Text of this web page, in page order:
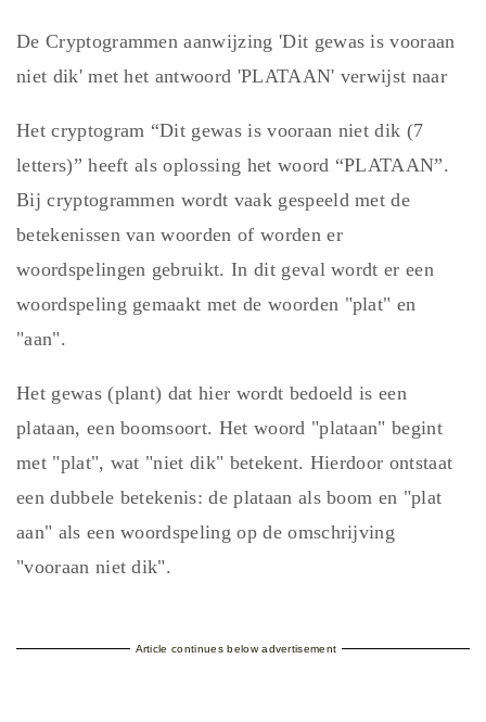
De Cryptogrammen aanwijzing 'Dit gewas is vooraan
niet dik' met het antwoord 'PLATAAN' verwijst naar
Het cryptogram “Dit gewas is vooraan niet dik (7
letters)” heeft als oplossing het woord “PLATAAN”.
Bij cryptogrammen wordt vaak gespeeld met de
betekenissen van woorden of worden er
woordspelingen gebruikt. In dit geval wordt er een
woordspeling gemaakt met de woorden "plat" en
"aan".
Het gewas (plant) dat hier wordt bedoeld is een
plataan, een boomsoort. Het woord "plataan" begint
met "plat", wat "niet dik" betekent. Hierdoor ontstaat
een dubbele betekenis: de plataan als boom en "plat
aan" als een woordspeling op de omschrijving
"vooraan niet dik".
Article continues below advertisement